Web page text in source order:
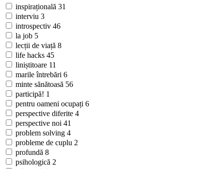
inspirațională 31
interviu 3
introspectiv 46
la job 5
lecții de viață 8
life hacks 45
liniștitoare 11
marile întrebări 6
minte sănătoasă 56
participă! 1
pentru oameni ocupați 6
perspective diferite 4
perspective noi 41
problem solving 4
probleme de cuplu 2
profundă 8
psihologică 2